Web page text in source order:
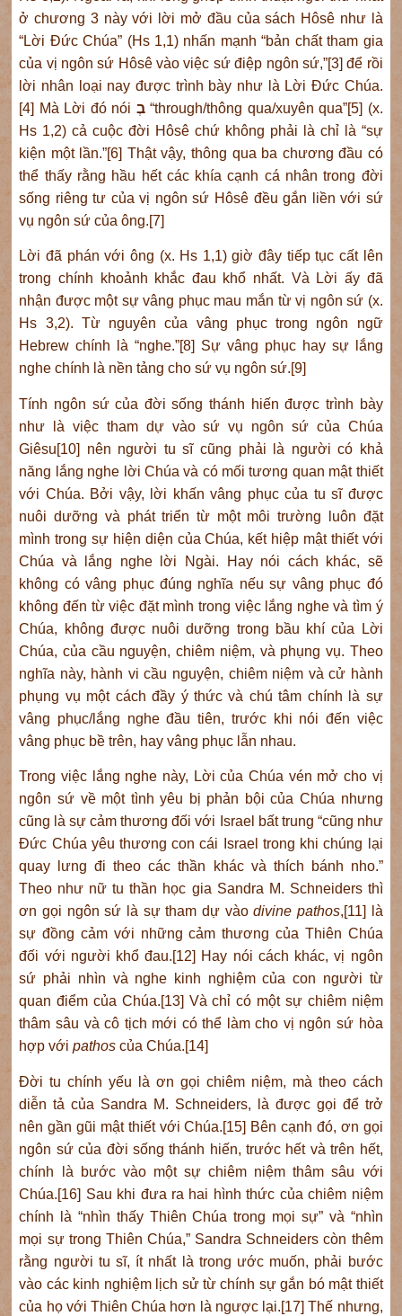
ở chương 3 này với lời mở đầu của sách Hôsê như là
“Lời Đức Chúa” (Hs 1,1) nhấn mạnh “bản chất tham gia
của vị ngôn sứ Hôsê vào việc sứ điệp ngôn sứ,”[3] để rồi
lời nhân loại nay được trình bày như là Lời Đức Chúa.
[4] Mà Lời đó nói בְ“through/thông qua/xuyên qua”[5] (x.
Hs 1,2) cả cuộc đời Hôsê chứ không phải là chỉ là “sự
kiện một lần.”[6] Thật vậy, thông qua ba chương đầu có
thể thấy rằng hầu hết các khía cạnh cá nhân trong đời
sống riêng tư của vị ngôn sứ Hôsê đều gắn liền với sứ
vụ ngôn sứ của ông.[7]
Lời đã phán với ông (x. Hs 1,1) giờ đây tiếp tục cất lên
trong chính khoảnh khắc đau khổ nhất. Và Lời ấy đã
nhận được một sự vâng phục mau mắn từ vị ngôn sứ (x.
Hs 3,2). Từ nguyên của vâng phục trong ngôn ngữ
Hebrew chính là “nghe.”[8] Sự vâng phục hay sự lắng
nghe chính là nền tảng cho sứ vụ ngôn sứ.[9]
Tính ngôn sứ của đời sống thánh hiến được trình bày
như là việc tham dự vào sứ vụ ngôn sứ của Chúa
Giêsu[10] nên người tu sĩ cũng phải là người có khả
năng lắng nghe lời Chúa và có mối tương quan mật thiết
với Chúa. Bởi vậy, lời khấn vâng phục của tu sĩ được
nuôi dưỡng và phát triển từ một môi trường luôn đặt
mình trong sự hiện diện của Chúa, kết hiệp mật thiết với
Chúa và lắng nghe lời Ngài. Hay nói cách khác, sẽ
không có vâng phục đúng nghĩa nếu sự vâng phục đó
không đến từ việc đặt mình trong việc lắng nghe và tìm ý
Chúa, không được nuôi dưỡng trong bầu khí của Lời
Chúa, của cầu nguyện, chiêm niệm, và phụng vụ. Theo
nghĩa này, hành vi cầu nguyện, chiêm niệm và cử hành
phụng vụ một cách đầy ý thức và chú tâm chính là sự
vâng phục/lắng nghe đầu tiên, trước khi nói đến việc
vâng phục bề trên, hay vâng phục lẫn nhau.
Trong việc lắng nghe này, Lời của Chúa vén mở cho vị
ngôn sứ về một tình yêu bị phản bội của Chúa nhưng
cũng là sự cảm thương đối với Israel bất trung “cũng như
Đức Chúa yêu thương con cái Israel trong khi chúng lại
quay lưng đi theo các thần khác và thích bánh nho.”
Theo như nữ tu thần học gia Sandra M. Schneiders thì
ơn gọi ngôn sứ là sự tham dự vàodivine pathos,[11] là
sự đồng cảm với những cảm thương của Thiên Chúa
đối với người khổ đau.[12] Hay nói cách khác, vị ngôn
sứ phải nhìn và nghe kinh nghiệm của con người từ
quan điểm của Chúa.[13] Và chỉ có một sự chiêm niệm
thâm sâu và cô tịch mới có thể làm cho vị ngôn sứ hòa
hợp vớipathos của Chúa.[14]
Đời tu chính yếu là ơn gọi chiêm niệm, mà theo cách
diễn tả của Sandra M. Schneiders, là được gọi để trở
nên gần gũi mật thiết với Chúa.[15] Bên cạnh đó, ơn gọi
ngôn sứ của đời sống thánh hiến, trước hết và trên hết,
chính là bước vào một sự chiêm niệm thâm sâu với
Chúa.[16] Sau khi đưa ra hai hình thức của chiêm niệm
chính là “nhìn thấy Thiên Chúa trong mọi sự” và “nhìn
mọi sự trong Thiên Chúa,” Sandra Schneiders còn thêm
rằng người tu sĩ, ít nhất là trong ước muốn, phải bước
vào các kinh nghiệm lịch sử từ chính sự gắn bó mật thiết
của họ với Thiên Chúa hơn là ngược lại.[17] Thế nhưng,